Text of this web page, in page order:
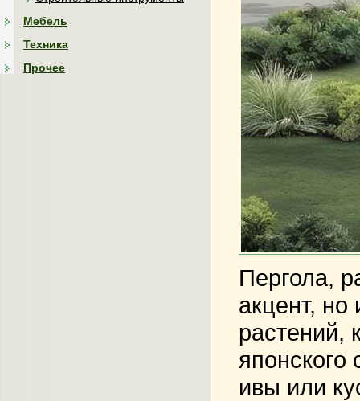
Мебель
Техника
Прочее
Пергола,
акцент,
растений,
японского
ивы или